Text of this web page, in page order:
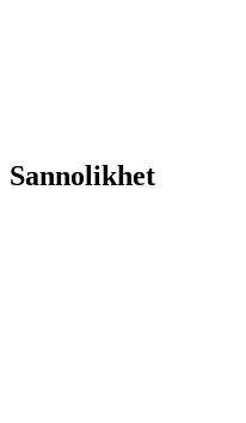
Sannolikhet